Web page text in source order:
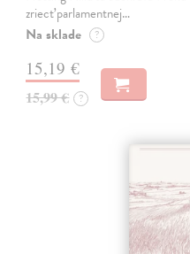
zriecť parlamentnej…
Na sklade ?
15,19 €
15,99 € ?